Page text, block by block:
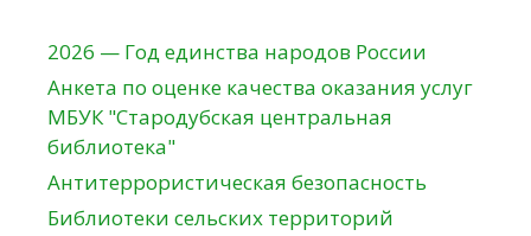
2026 — Год единства народов России
Анкета по оценке качества оказания услуг
МБУК "Стародубская центральная
библиотека"
Антитеррористическая безопасность
Библиотеки сельских территорий